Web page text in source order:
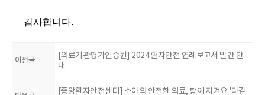
감사합니다.
이전글
[의료기관평가인증원] 2024 환자안전 연례보고서 발간 안
내
[중앙환자안전센터] 소아의 안전한 의료, 함께 지켜요 '다같